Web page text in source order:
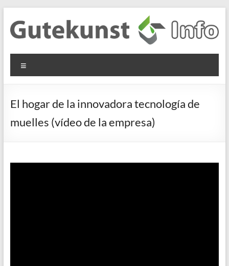
contenido
Gutekunst
Formfedern
GmbH
Informationen
Flachmaterial
El hogar de la innovadora tecnología de
muelles (vídeo de la empresa)